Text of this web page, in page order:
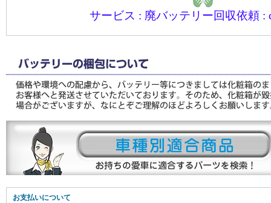
サービス : 廃バッテリー回収依頼 :
お支払いについて